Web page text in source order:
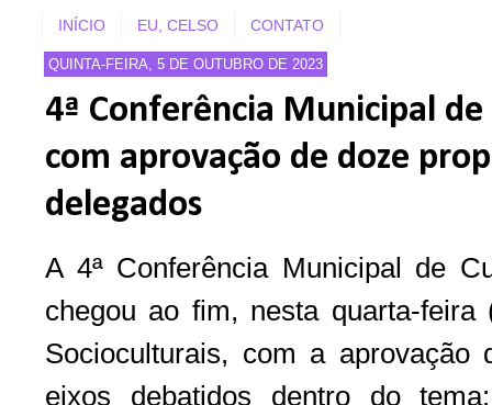
INÍCIO EU, CELSO CONTATO
QUINTA-FEIRA, 5 DE OUTUBRO DE 2023
4ª Conferência Municipal
com aprovação de doze
delegados
A 4ª Conferência Municipal de
chegou ao fim, nesta quarta-
Socioculturais, com a
eixos debatidos dentro do